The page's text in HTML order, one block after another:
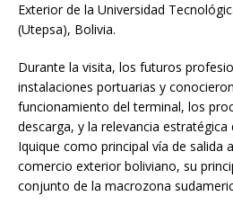
Exterior de la Universidad
(Utepsa), Bolivia.
Durante la visita, los futuros
instalaciones portuarias y
funcionamiento del terminal, los
descarga, y la relevancia
Iquique como principal vía de salida
comercio exterior boliviano, su
conjunto de la macrozona